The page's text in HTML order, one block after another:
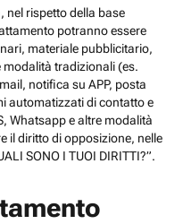
nel rispetto della base
potranno essere
materiale pubblicitario,
tradizionali (es.
notifica su APP, posta
automatizzati di contatto e
Whatsapp e altre modalità
il diritto di opposizione, nelle
SONO I TUOI DIRITTI?”.